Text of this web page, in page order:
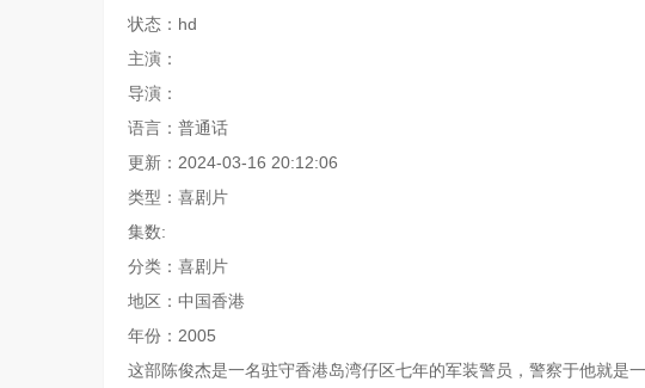
状态：hd
主演：
导演：
语言：普通话
更新：2024-03-16 20:12:06
类型：喜剧片
集数:
分类：喜剧片
地区：中国香港
年份：2005
这部陈俊杰是一名驻守香港岛湾仔区七年的军装警员，警察于他就是